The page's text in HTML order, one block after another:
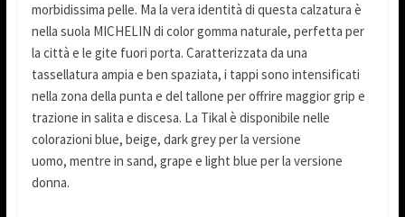
morbidissima pelle. Ma la vera identità di questa calzatura è
nella suola MICHELIN di color gomma naturale, perfetta per
la città e le gite fuori porta. Caratterizzata da una
tassellatura ampia e ben spaziata, i tappi sono intensificati
nella zona della punta e del tallone per offrire maggior grip e
trazione in salita e discesa. La Tikal è disponibile nelle
colorazioni blue, beige, dark grey per la versione
uomo, mentre in sand, grape e light blue per la versione
donna.